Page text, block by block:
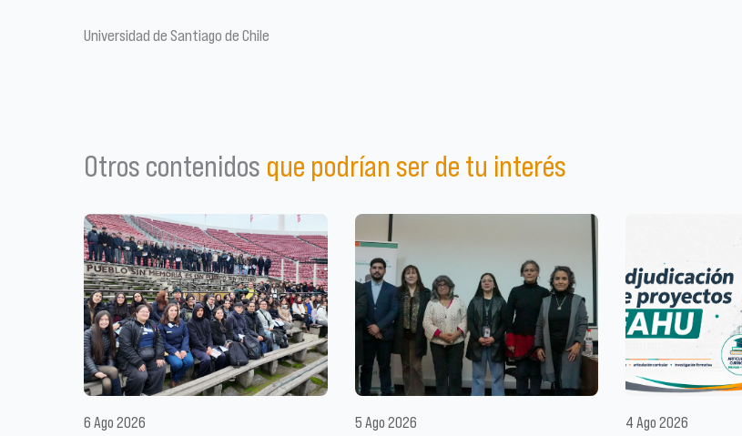
Universidad de Santiago de Chile
Otros contenidos que podrían ser de tu interés
6 Ago 2026 5 Ago 2026 4 Ago 2026